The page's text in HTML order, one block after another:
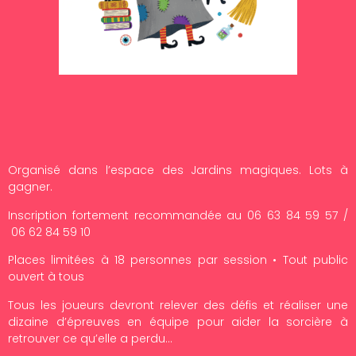
Organisé dans l’espace des Jardins magiques. Lots à
gagner.
Inscription fortement recommandée au 06 63 84 59 57 /
06 62 84 59 10
Places limitées à 18 personnes par session • Tout public
ouvert à tous
Tous les joueurs devront relever des défis et réaliser une
dizaine d’épreuves en équipe pour aider la sorcière à
retrouver ce qu’elle a perdu…